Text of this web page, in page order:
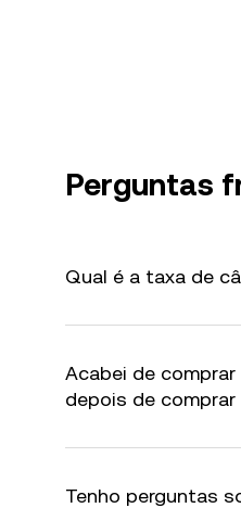
Perguntas
Qual é a taxa de
Acabei de
depois de comprar
Tenho perguntas